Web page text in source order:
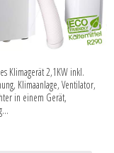
Klimagerät 2,1KW inkl.
Klimaanlage, Ventilator,
in einem Gerät,